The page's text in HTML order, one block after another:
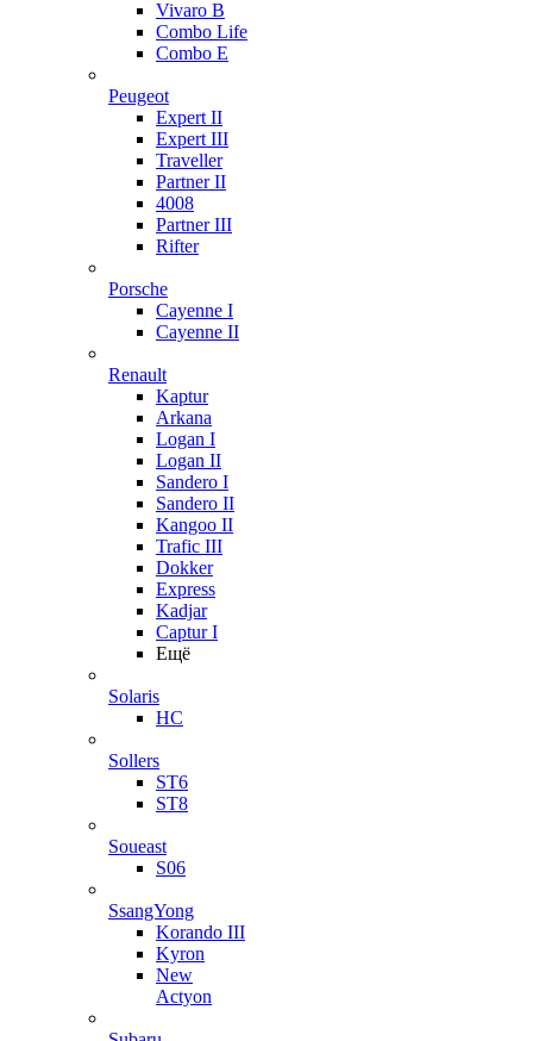
Vivaro B
Combo Life
Combo E
Peugeot
Expert II
Expert III
Traveller
Partner II
4008
Partner III
Rifter
Porsche
Cayenne I
Cayenne II
Renault
Kaptur
Arkana
Logan I
Logan II
Sandero I
Sandero II
Kangoo II
Trafic III
Dokker
Express
Kadjar
Captur I
Ещё
Solaris
HC
Sollers
ST6
ST8
Soueast
S06
SsangYong
Korando III
Kyron
New
Actyon